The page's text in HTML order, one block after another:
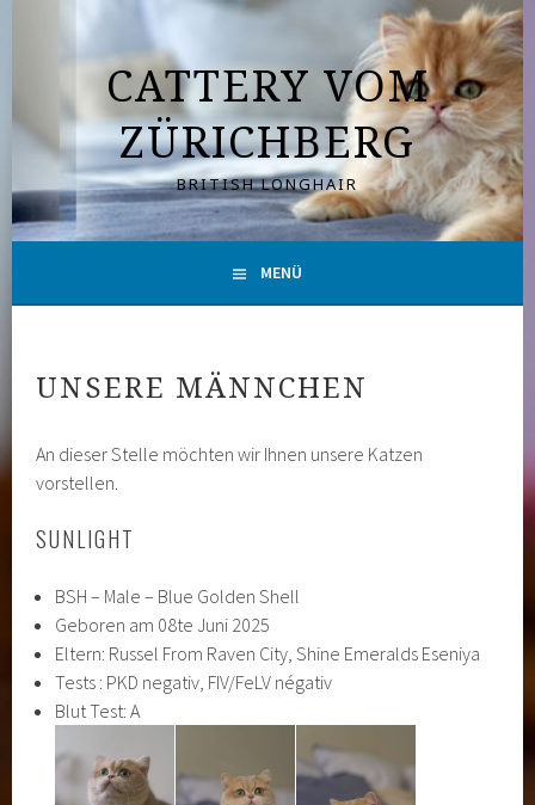
CATTERY VOM
ZÜRICHBERG
BRITISH LONGHAIR
MENÜ
UNSERE MÄNNCHEN
An dieser Stelle möchten wir Ihnen unsere Katzen
vorstellen.
SUNLIGHT
BSH – Male – Blue Golden Shell
Geboren am 08te Juni 2025
Eltern: Russel From Raven City, Shine Emeralds Eseniya
Tests : PKD negativ, FIV/FeLV négativ
Blut Test: A